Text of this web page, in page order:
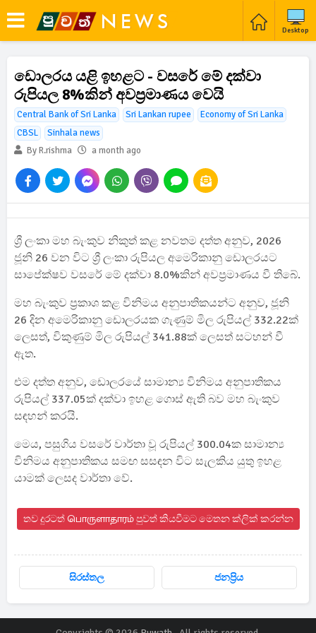
Desktop
ඩොලරය යළි ඉහළට - වසරේ මේ දක්වා
රුපියල 8%කින් අවප්‍රමාණය වෙයි
Central Bank of Sri Lanka Sri Lankan rupee
Economy of Sri Lanka
CBSL
Sinhala news
By R.rishma
a month ago
ශ්‍රී ලංකා මහ බැංකුව නිකුත් කළ නවතම දත්ත අනුව, 2026
ජූනි 26 වන විට ශ්‍රී ලංකා රුපියල අමෙරිකානු ඩොලරයට
සාපේක්ෂව වසරේ මේ දක්වා 8.0%කින් අවප්‍රමාණය වී තිබේ.
මහ බැංකුව ප්‍රකාශ කළ විනිමය අනුපාතිකයන්ට අනුව, ජූනි
26 දින අමෙරිකානු ඩොලරයක ගැණුම් මිල රුපියල් 332.22ක්
ලෙසත්, විකුණුම් මිල රුපියල් 341.88ක් ලෙසත් සටහන් වී
ඇත.
එම දත්ත අනුව, ඩොලරයේ සාමාන්‍ය විනිමය අනුපාතිකය
රුපියල් 337.05ක් දක්වා ඉහළ ගොස් ඇති බව මහ බැංකුව
සඳහන් කරයි.
මෙය, පසුගිය වසරේ වාර්තා වූ රුපියල් 300.04ක සාමාන්‍ය
විනිමය අනුපාතිකය සමඟ සසඳන විට සැලකිය යුතු ඉහළ
යාමක් ලෙසද වාර්තා වේ.
තව දුරටත් பொருளாதாரம் පුවත් කියවීමට මෙතන ක්ලික් කරන්න
සිරස්තල ජනප්‍රිය